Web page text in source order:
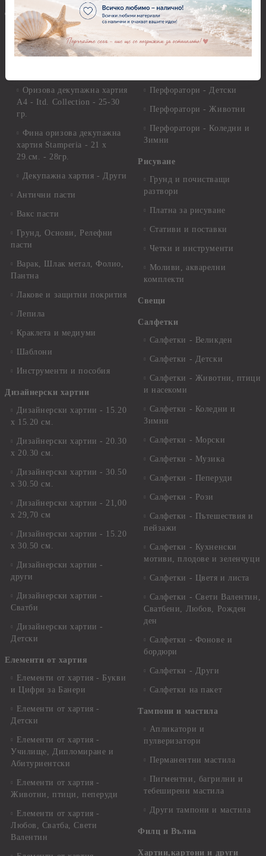
Декупаж
Декупажна хартия
Оризова декупажна
хартия А4 - Alchemy of Art -
Оризова декупажна хартия
А4 - Itd. Collection - 25-30
гр.
Фина оризова декупажна
хартия Stamperia - 21 х
29.см. - 28гр.
Декупажна хартия - Други
Антични пасти
Вакс пасти
Грунд, Основи, Релефни
пасти
Варак, Шлак метал, Фолио,
Пантна
Лакове и защитни покрития
Лепила
Краклета и медиуми
Шаблони
Инструменти и пособия
Дизайнерски хартии
Дизайнерски хартии - 15.20
х 15.20 см.
Дизайнерски хартии - 20.30
х 20.30 см.
Дизайнерски хартии - 30.50
х 30.50 см.
Дизайнерски хартии - 21,00
х 29,70 см
Дизайнерски хартии - 15.20
x 30.50 см.
Дизайнерски хартии -
други
Дизайнерски хартии -
Сватби
Дизайнерски хартии -
Детски
Елементи от хартия
Елементи от хартия - Букви
и Цифри за Банери
Елементи от хартия -
Детски
Елементи от хартия -
Училище, Дипломиране и
Абитуриентски
Елементи от хартия -
Животни, птици, пеперуди
Елементи от хартия -
Любов, Сватба, Свети
Валентин
Фигури - кръгове, овали
Перфоратори - Сърца и
звезди
Перфоратори - Цветя, листа
Перфоратори - Детски
Перфоратори - Животни
Перфоратори - Коледни и
Зимни
Рисуване
Грунд и почистващи
разтвори
Платна за рисуване
Стативи и поставки
Четки и инструменти
Моливи, акварелни
комплекти
Свещи
Салфетки
Салфетки - Великден
Салфетки - Детски
Салфетки - Животни, птици
и насекоми
Салфетки - Коледни и
Зимни
Салфетки - Морски
Салфетки - Музика
Салфетки - Пеперуди
Салфетки - Рози
Салфетки - Пътешествия и
пейзажи
Салфетки - Кухненски
мотиви, плодове и зеленчуци
Салфетки - Цветя и листа
Салфетки - Свети Валентин,
Сватбени, Любов, Рожден
ден
Салфетки - Фонове и
бордюри
Салфетки - Други
Салфетки на пакет
Тампони и мастила
Апликатори и
пулверизатори
Перманентни мастила
Пигментни, багрилни и
тебеширени мастила
Други тампони и мастила
Филц и Вълна
Хартии,картони и други